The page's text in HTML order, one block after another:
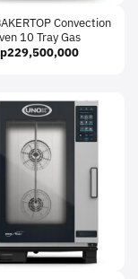
Convection
10 Tray Gas
229,500,000